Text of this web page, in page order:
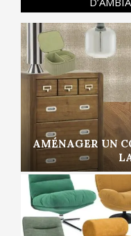
AMÉNAGER UN